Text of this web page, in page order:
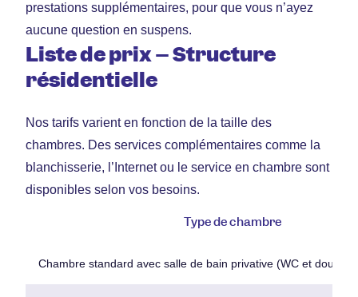
prestations supplémentaires, pour que vous n’ayez
aucune question en suspens.
Liste de prix – Structure
résidentielle
Nos tarifs varient en fonction de la taille des
chambres. Des services complémentaires comme la
blanchisserie, l’Internet ou le service en chambre sont
disponibles selon vos besoins.
Type de chambre
Chambre standard avec salle de bain privative (WC et douche)